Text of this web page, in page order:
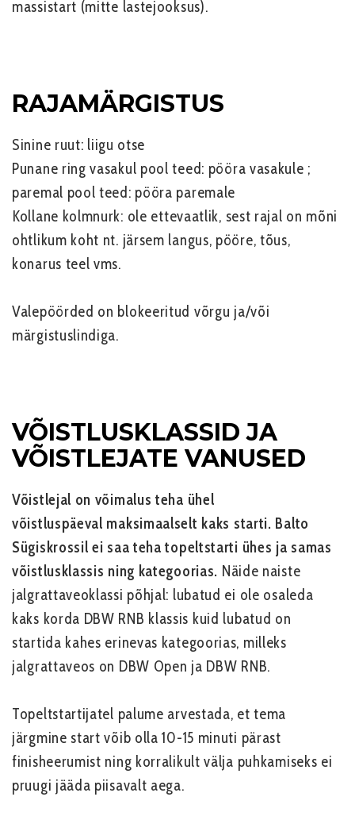
massistart (mitte lastejooksus).
RAJAMÄRGISTUS
Sinine ruut: liigu otse
Punane ring vasakul pool teed: pööra vasakule ;
paremal pool teed: pööra paremale
Kollane kolmnurk: ole ettevaatlik, sest rajal on mõni
ohtlikum koht nt. järsem langus, pööre, tõus,
konarus teel vms.
Valepöörded on blokeeritud võrgu ja/või
märgistuslindiga.
VÕISTLUSKLASSID JA
VÕISTLEJATE VANUSED
Võistlejal on võimalus teha ühel
võistluspäeval maksimaalselt kaks starti. Balto
Sügiskrossil ei saa teha topeltstarti ühes ja samas
võistlusklassis ning kategoorias. Näide naiste
jalgrattaveoklassi põhjal: lubatud ei ole osaleda
kaks korda DBW RNB klassis kuid lubatud on
startida kahes erinevas kategoorias, milleks
jalgrattaveos on DBW Open ja DBW RNB.
Topeltstartijatel palume arvestada, et tema
järgmine start võib olla 10-15 minuti pärast
finisheerumist ning korralikult välja puhkamiseks ei
pruugi jääda piisavalt aega.